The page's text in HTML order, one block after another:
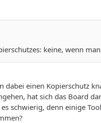
keine, wenn
einen Kopierschutz
hat sich das Board
schwierig, denn einige